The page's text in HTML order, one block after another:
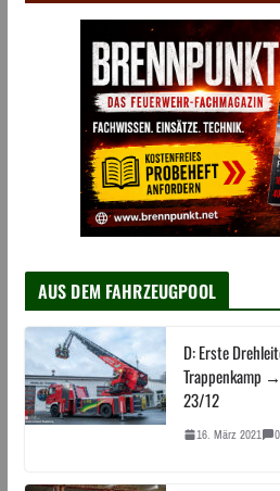
AUS DEM FAHRZEUGPOOL
D: Erste
Trappenkamp
23/12
16. März 2021